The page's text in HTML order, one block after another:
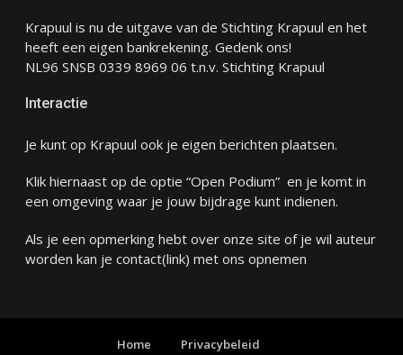
Krapuul is nu de uitgave van de Stichting Krapuul en het
heeft een eigen bankrekening. Gedenk ons!
NL96 SNSB 0339 8969 06 t.n.v. Stichting Krapuul
Interactie
Je kunt op Krapuul ook je eigen berichten plaatsen.
Klik hiernaast op de optie “Open Podium” en je komt in
een omgeving waar je jouw bijdrage kunt indienen.
Als je een opmerking hebt over onze site of je wil auteur
worden kan je contact(link) met ons opnemen
Home Privacybeleid